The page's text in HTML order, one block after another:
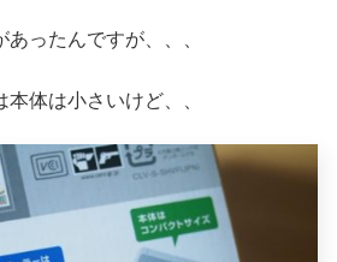
ったんですが、、、
体は小さいけど、、